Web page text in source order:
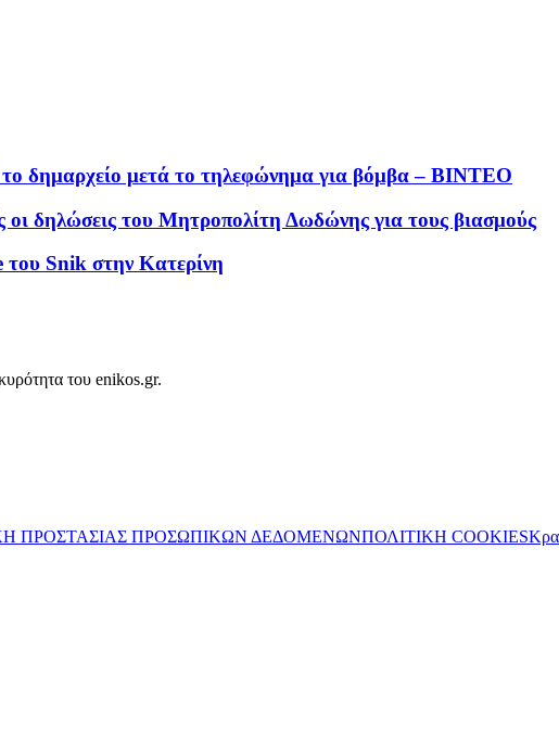
δημαρχείο μετά το τηλεφώνημα για βόμβα – ΒΙΝΤΕΟ
οι δηλώσεις του Μητροπολίτη Δωδώνης για τους βιασμούς
του Snik στην Κατερίνη
του enikos.gr.
ΠΡΟΣΤΑΣΙΑΣ ΠΡΟΣΩΠΙΚΩΝ ΔΕΔΟΜΕΝΩΝΠΟΛΙΤΙΚΗ COOKIES